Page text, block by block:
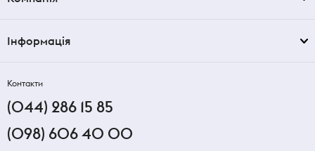
Інформація
Контакти
(044) 286 15 85
(098) 606 40 00